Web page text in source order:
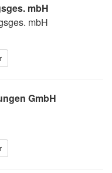
mbH
mbH
GmbH